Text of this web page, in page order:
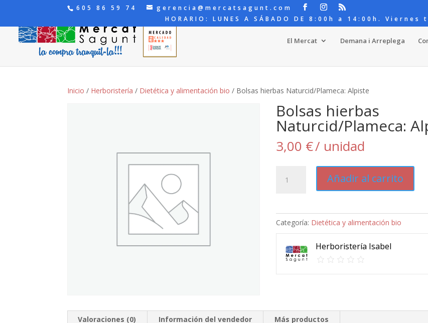
605 86 59 74
gerencia@mercatsagunt.com
HORARIO: LUNES A SÁBADO DE 8:00h a 14:00h.
El Mercat Demana i Arreplega
Inicio / Herboristería / Dietética y alimentación bio / Bolsas hierbas Naturcid/Plameca: Alpiste
Bolsas hierbas
Naturcid/Plameca:
3,00 €/ unidad
hierbas
Naturcid/Plameca:
cantidad
Añadir al carrito
Categoría: Dietética y alimentación bio
Herboristería Isabel
Valoraciones (0) Información del vendedor Más productos